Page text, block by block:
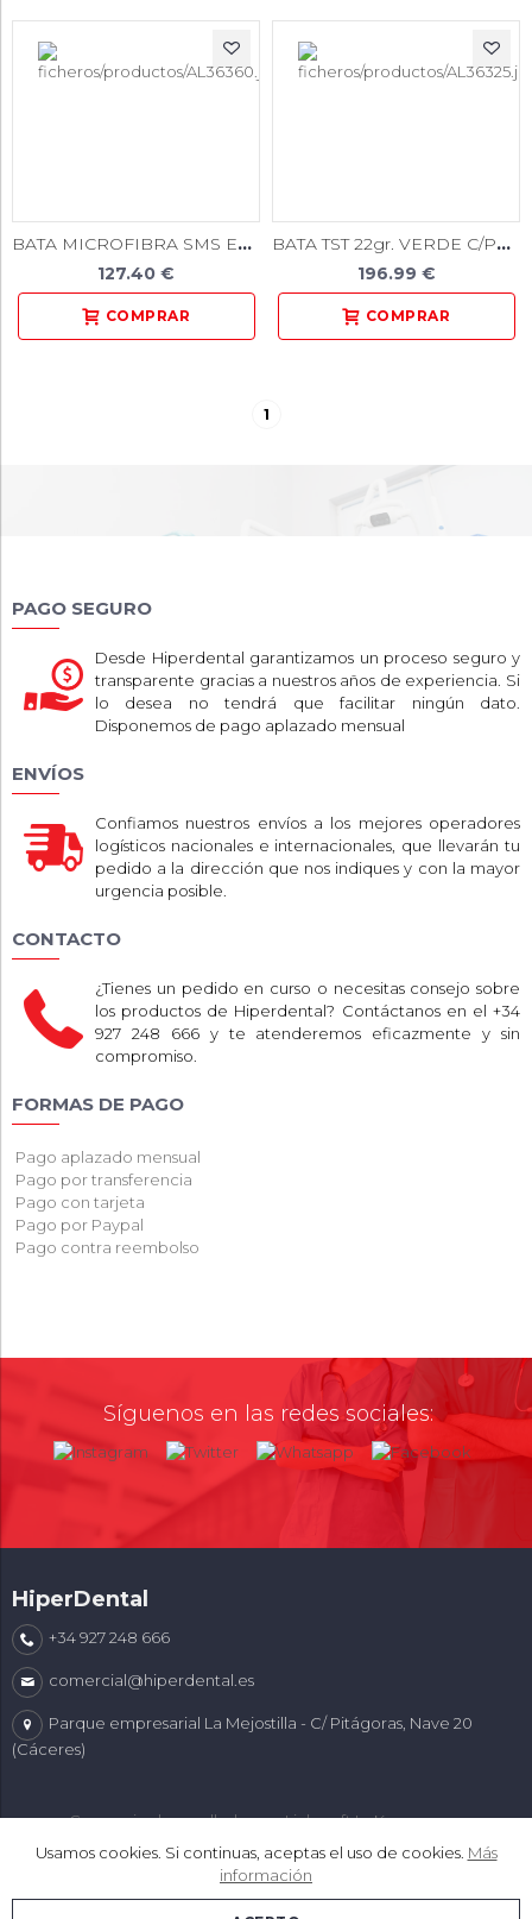
Usamos cookies. Si continuas, aceptas el uso de cookies. Más
información
BATA MICROFIBRA SMS ESTERIL TALLA M 12u.
127.40 €
BATA TST 22gr. VERDE C/PUÑO ELAST. 105x140cm. 100u
196.99 €
1
PAGO SEGURO
Desde Hiperdental garantizamos un proceso seguro y
transparente gracias a nuestros años de experiencia. Si
lo desea no tendrá que facilitar ningún dato.
Disponemos de pago aplazado mensual
ENVÍOS
Confiamos nuestros envíos a los mejores operadores
logísticos nacionales e internacionales, que llevarán tu
pedido a la dirección que nos indiques y con la mayor
urgencia posible.
CONTACTO
¿Tienes un pedido en curso o necesitas consejo sobre
los productos de Hiperdental? Contáctanos en el +34
927 248 666 y te atenderemos eficazmente y sin
compromiso.
FORMAS DE PAGO
Pago aplazado mensual
Pago por transferencia
Pago con tarjeta
Pago por Paypal
Pago contra reembolso
Síguenos en las redes sociales:
HiperDental
+34 927 248 666
comercial@hiperdental.es
Parque empresarial La Mejostilla - C/ Pitágoras, Nave 20
(Cáceres)
Comercio desarrollado conLinkasoft LeKommerce